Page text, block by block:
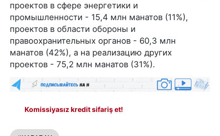
проектов в сфере энергетики и
промышленности - 15,4 млн манатов (11%),
проектов в области обороны и
правоохранительных органов - 60,3 млн
манатов (42%), а на реализацию других
проектов - 75,2 млн манатов (31%).
Komissiyasız kredit sifariş et!